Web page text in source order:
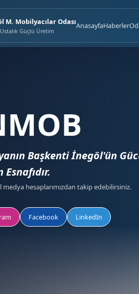
M. Mobilyacılar Odası
Güçlü Üretim
AnasayfaHaberler
Başkenti İnegöl'ün
medya hesaplarımızdan takip edebilirsiniz.
Facebook LinkedIn